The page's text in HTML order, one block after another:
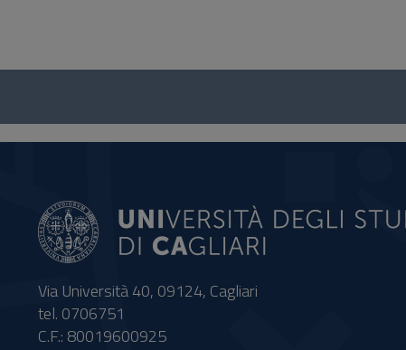
Questionario
social
Via Università 40, 09124, Cagliari
tel. 0706751
C.F.: 80019600925